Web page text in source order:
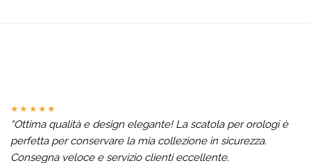
★★★★★
“Ottima qualità e design elegante! La scatola per orologi è
perfetta per conservare la mia collezione in sicurezza.
Consegna veloce e servizio clienti eccellente.